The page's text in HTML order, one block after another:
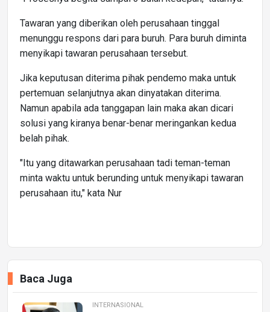
Tawaran yang diberikan oleh perusahaan tinggal
menunggu respons dari para buruh. Para buruh diminta
menyikapi tawaran perusahaan tersebut.
Jika keputusan diterima pihak pendemo maka untuk
pertemuan selanjutnya akan dinyatakan diterima.
Namun apabila ada tanggapan lain maka akan dicari
solusi yang kiranya benar-benar meringankan kedua
belah pihak.
"Itu yang ditawarkan perusahaan tadi teman-teman
minta waktu untuk berunding untuk menyikapi tawaran
perusahaan itu," kata Nur
Baca Juga
INTERNASIONAL